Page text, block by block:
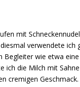
mit
verwendete ich
Begleiter wie etwa eine
ich die Milch mit
cremigen Geschmack.